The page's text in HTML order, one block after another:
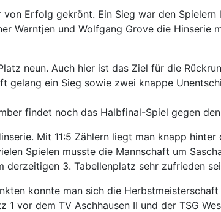
Erfolg gekrönt. Ein Sieg war den
Warntjen und Wolfgang Grove die Hinserie
neun. Auch hier ist das Ziel für die
gelang ein Sieg sowie zwei knappe
findet noch das Halbfinal-Spiel gegen
Mit 11:5 Zählern liegt man knapp hinter
Spielen musste die Mannschaft um
derzeitigen 3. Tabellenplatz sehr zufrieden
konnte man sich die
vor dem TV Aschhausen II und der TSG